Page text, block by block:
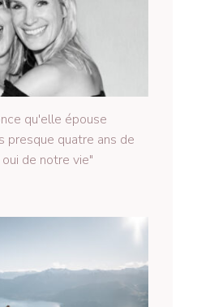
qu'elle épouse
presque quatre ans de
de notre vie"